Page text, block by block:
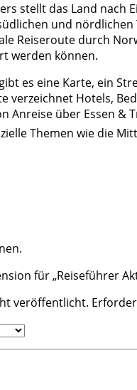
stellt das Land nach
und
Reiseroute durch
werden können.
es eine Karte, ein
verzeichnet Hotels,
Anreise über
Themen wie die
für „Reiseführer
veröffentlicht.